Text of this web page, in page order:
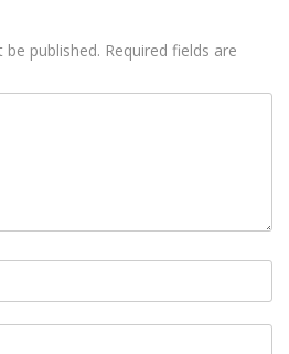
published. Required fields are